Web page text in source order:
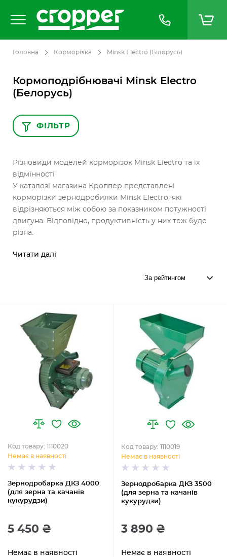
Головна Корморізка Minsk Electro (Білорусь)
Кормоподрібнювачі Minsk Electro
(Белорусь)
Різновиди моделей корморізок Minsk Electro та їх
відмінності
У каталозі магазина Кроппер представлені
корморізки зернодробилки Minsk Electro, які
відрізняються між собою за показником потужності
двигуна. Відповідно, продуктивність у них теж буде
різна.
Читати далі
Зернодробарка ДКЗ 4000
(для зерна та качанів
кукурудзи)
Код товару: 1110020
Немає в наявності
5 450 ₴
Немає в наявності
Зернодробарка ДКЗ 3500
(для зерна та качанів
кукурудзи)
Код товару: 1110019
Немає в наявності
3 890 ₴
Немає в наявності
ФІЛЬТР